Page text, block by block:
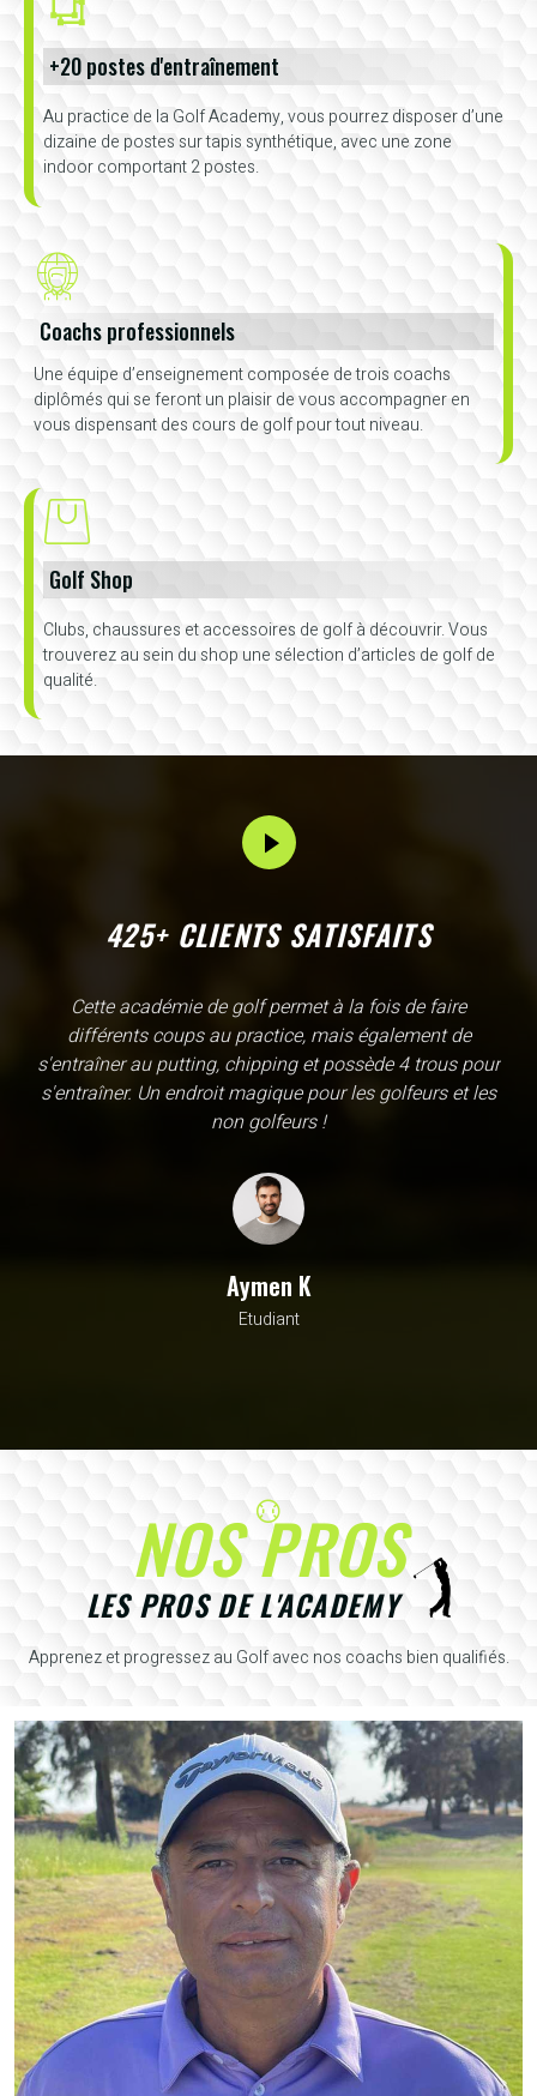
+20 postes d'entraînement
Au practice de la Golf Academy, vous pourrez disposer d’une
dizaine de postes sur tapis synthétique, avec une zone
indoor comportant 2 postes.
Coachs professionnels
Une équipe d’enseignement composée de trois coachs
diplômés qui se feront un plaisir de vous accompagner en
vous dispensant des cours de golf pour tout niveau.
Golf Shop
Clubs, chaussures et accessoires de golf à découvrir. Vous
trouverez au sein du shop une sélection d’articles de golf de
qualité.
425+ CLIENTS SATISFAITS
L'Academy de Gammarth comme son nom l'indique est
une école, en fait c'est un practice exceptionnel. il y a
évidemment un pratique classic sur tapis mais aussi
un sur herbe, des zones pour le chipping, les bumqers...
Vous y avez pensé, c'est à l'academy. Il n'y a pas assez
beauté de ce site
NOS PROS
LES PROS DE L'ACADEMY
Apprenez et progressez au Golf avec nos coachs bien qualifiés.